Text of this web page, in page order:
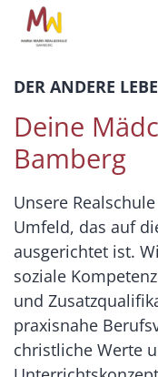
Zum Inhalt springen
DER ANDERE
Deine
Bamberg
Unsere
Umfeld, das auf
ausgerichtet ist.
soziale
und
praxisnahe
christliche Werte